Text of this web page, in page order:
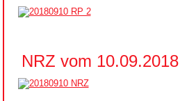
NRZ vom 10.09.2018